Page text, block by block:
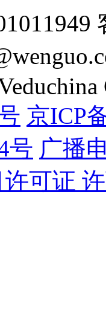
京ICP
号 广播
可证